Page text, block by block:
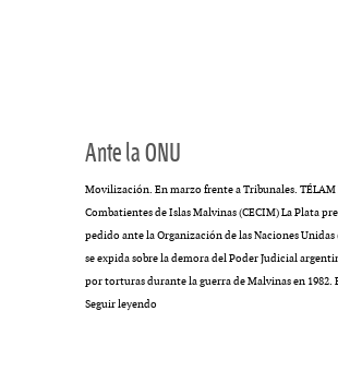
Ante la ONU
Movilización. En marzo frente a Tribunales. TÉLAM
Combatientes de Islas Malvinas (CECIM) La Plata
pedido ante la Organización de las Naciones Unidas
se expida sobre la demora del Poder Judicial
por torturas durante la guerra de Malvinas en 1982.
Seguir leyendola